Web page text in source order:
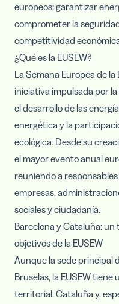
europeos: garantizar
comprometer la
competitividad
¿Qué es la EUSEW?
La Semana Europea de
iniciativa impulsada por
el desarrollo de las
energética y la
ecológica. Desde su
el mayor evento anual
reuniendo a
empresas,
sociales y ciudadanía.
Barcelona y Cataluña:
objetivos de la EUSEW
Aunque la sede principal
Bruselas, la EUSEW
territorial. Cataluña y,